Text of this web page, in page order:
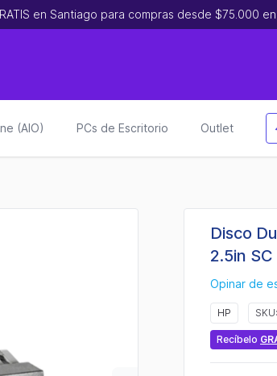
en Santiago para compras desde $75.000 en
(AIO) PCs de Escritorio Outlet
Disco
2.5in
Opinar de
HP
Recíbelo